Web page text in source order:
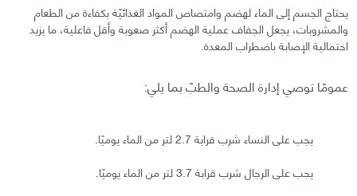
يحتاج الجسم إلى الماء لهضم وامتصاص المواد الغذائيّة بكفاءة من الطعام
والمشروبات، يجعل الجفاف عملية الهضم أكثر صعوبة وأقل فاعلية، ما يزيد
احتمالية الإصابة باضطراب المعدة.
عمومًا توصي إدارة الصحة والطبّ بما يلي:
يجب على النساء شرب قرابة 2.7 لتر من الماء يوميًا.
يجب على الرجال شرب قرابة 3.7 لتر من الماء يوميًا.